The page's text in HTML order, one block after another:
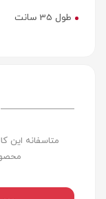
طول 35 سانت
متاسفانه این